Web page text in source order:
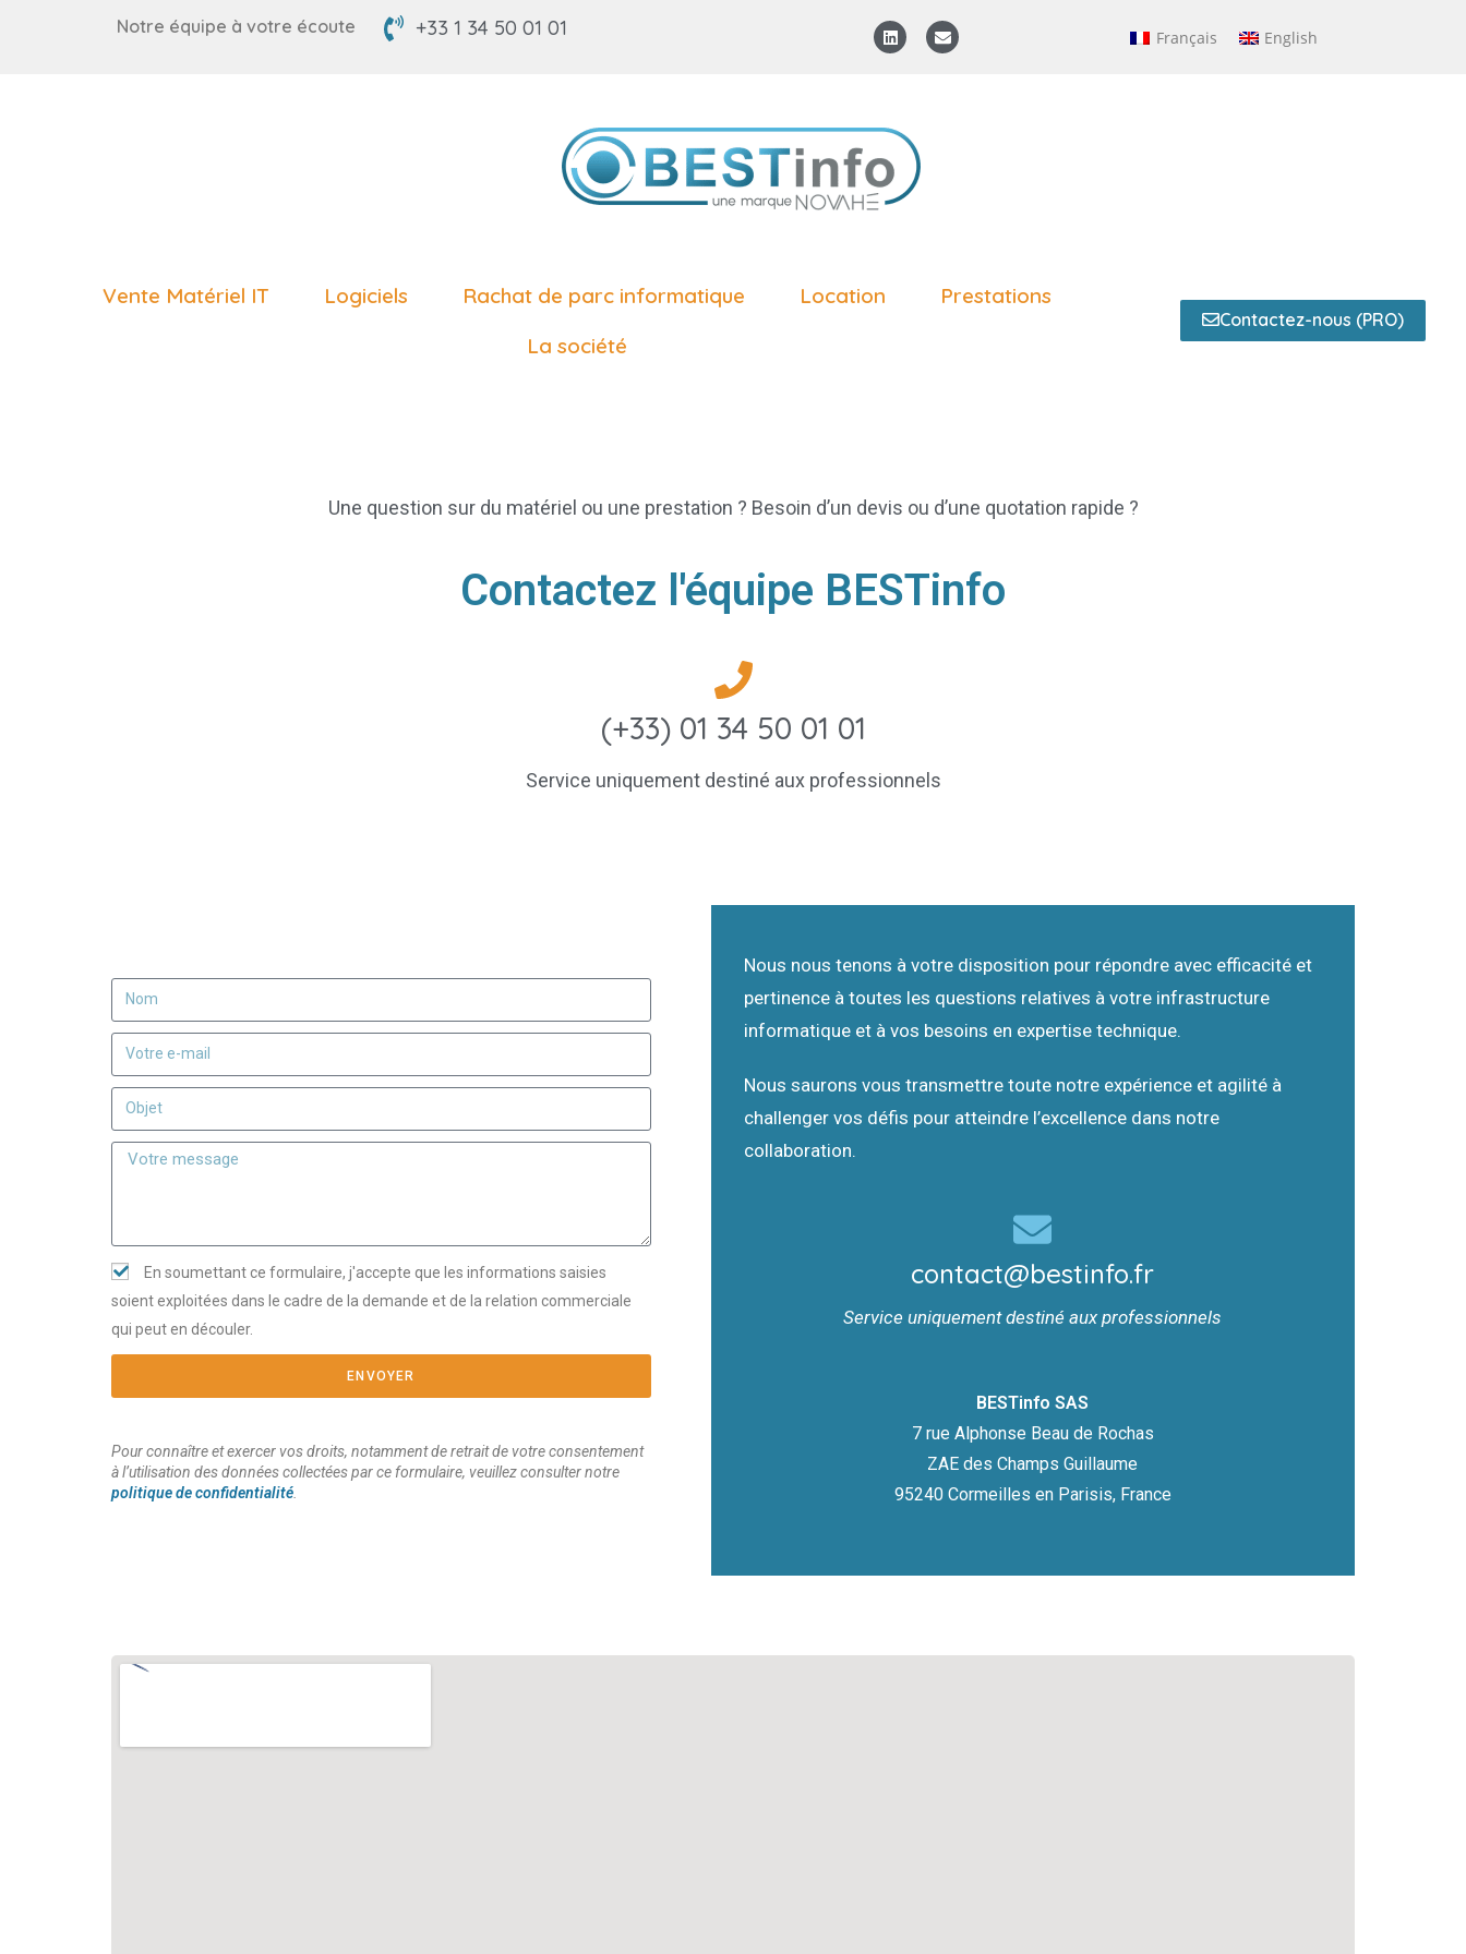
Notre équipe à votre écoute +33 1 34 50 01 01 Français English
Vente Matériel IT Logiciels Rachat de parc informatique Location
Prestations
La société
Contactez-nous (PRO)
Une question sur du matériel ou une prestation ? Besoin d’un devis ou d’une quotation rapide ?
Contactez l'équipe BESTinfo
(+33) 01 34 50 01 01
Service uniquement destiné aux professionnels
En soumettant ce formulaire, j'accepte que les informations saisies
soient exploitées dans le cadre de la demande et de la relation commerciale
qui peut en découler.
ENVOYER
Pour connaître et exercer vos droits, notamment de retrait de votre consentement
à l’utilisation des données collectées par ce formulaire, veuillez consulter notre
politique de confidentialité
Nous nous tenons à votre disposition pour répondre avec efficacité et
pertinence à toutes les questions relatives à votre infrastructure
informatique et à vos besoins en expertise technique.
Nous saurons vous transmettre toute notre expérience et agilité à
challenger vos défis pour atteindre l’excellence dans notre
collaboration.
contact@bestinfo.fr
Service uniquement destiné aux professionnels
BESTinfo SAS
7 rue Alphonse Beau de Rochas
ZAE des Champs Guillaume
95240 Cormeilles en Parisis, France